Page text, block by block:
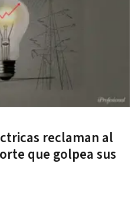
reclaman al
que golpea sus